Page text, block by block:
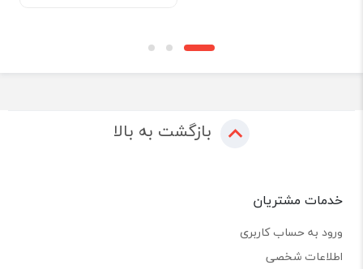
بازگشت به بالا
خدمات مشتریان
ورود به حساب کاربری
اطلاعات شخصی